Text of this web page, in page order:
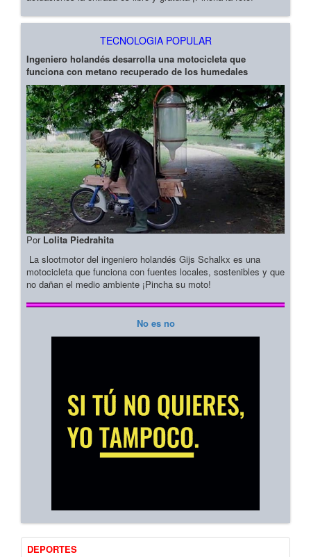
TECNOLOGIA POPULAR
Ingeniero holandés desarrolla una motocicleta que
funciona con metano recuperado de los humedales
Por Lolita Piedrahita
La slootmotor del ingeniero holandés Gijs Schalkx es una
motocicleta que funciona con fuentes locales, sostenibles y que
no dañan el medio ambiente ¡Pincha su moto!
No es no
DEPORTES